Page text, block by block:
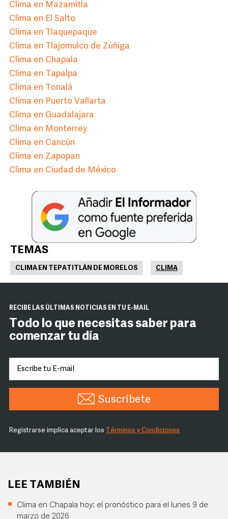
Clima en Mazamitla
Clima en El Salto
Clima en Tlaquepaque
Clima en Tlajomulco de Zúñiga
Clima en Chapala
Clima en Tapalpa
Clima en Tonalá
Clima en Puerto Vallarta
Clima en Guadalajara
Clima en Monterrey
Clima en Cancún
Clima en Zapopan
Clima en Ciudad de México
TEMAS
CLIMA EN TEPATITLÁN DE MORELOS CLIMA
RECIBE LAS ÚLTIMAS NOTICIAS EN TU E-MAIL
Todo lo que necesitas saber para
comenzar tu día
Suscríbete
Registrarse implica aceptar los Términos y Condiciones
LEE TAMBIÉN
Clima en Chapala hoy: el pronóstico para el lunes 9 de
marzo de 2026